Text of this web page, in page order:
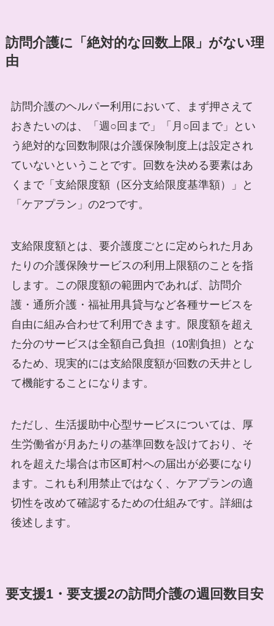
訪問介護に「絶対的な回数上限」がない理
由
訪問介護のヘルパー利用において、まず押さえて
おきたいのは、「週○回まで」「月○回まで」とい
う絶対的な回数制限は介護保険制度上は設定され
ていないということです。回数を決める要素はあ
くまで「支給限度額（区分支給限度基準額）」と
「ケアプラン」の2つです。
支給限度額とは、要介護度ごとに定められた月あ
たりの介護保険サービスの利用上限額のことを指
します。この限度額の範囲内であれば、訪問介
護・通所介護・福祉用具貸与など各種サービスを
自由に組み合わせて利用できます。限度額を超え
た分のサービスは全額自己負担（10割負担）とな
るため、現実的には支給限度額が回数の天井とし
て機能することになります。
ただし、生活援助中心型サービスについては、厚
生労働省が月あたりの基準回数を設けており、そ
れを超えた場合は市区町村への届出が必要になり
ます。これも利用禁止ではなく、ケアプランの適
切性を改めて確認するための仕組みです。詳細は
後述します。
要支援1・要支援2の訪問介護の週回数目安